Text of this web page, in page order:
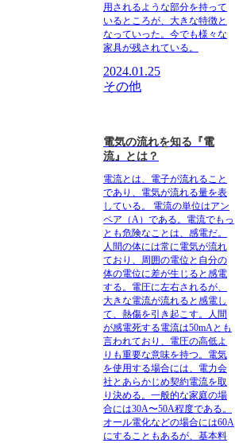
用されるような部分を持って
いるところが、大きな特徴と
なっていった。今でも様々な
家具が残されている。
2024.01.25
その他
電気の流れを知る『電
流』とは？
電流とは、電子が流れること
であり、電気が流れる量を表
している。
電流の単位はアン
ペア（A）である。電流でもっ
とも危険なことは、感電だ。
人間の体には常に電気が流れ
ており、周囲の電位と自分の
体の電位に差が生じると感電
する。電圧に左右されるが、
大きな電流が流れると感電し
て、熱傷を引き起こす。人間
が感電死する電流は50mAとも
言われており、電圧の高低よ
りも重要な意味を持つ。電気
を使用する場合には、電力会
社とあらかじめ契約電流を取
り決める。一般的な家庭の場
合には30A〜50A程度である。
オール電化などの場合には60A
にすることもあるが、基本料